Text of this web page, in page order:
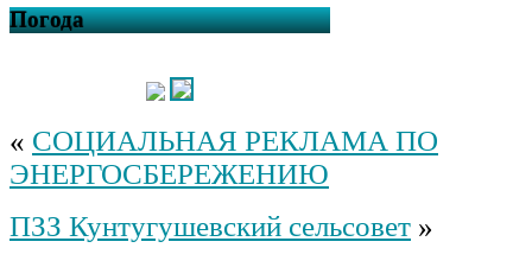
Погода
« СОЦИАЛЬНАЯ РЕКЛАМА ПО
ЭНЕРГОСБЕРЕЖЕНИЮ
ПЗЗ Кунтугушевский сельсовет »